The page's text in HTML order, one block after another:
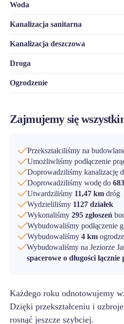
Woda
Kanalizacja sanitarna
Kanalizacja deszczowa
Droga
Ogrodzenie
Zajmujemy się
Przekształciliśmy na
Umożliwliśmy podłączenie
Doprowadziliśmy kanalizację
Doprowadziliśmy wodę do
Utwardziliśmy 11,47 km dróg
Wydzieliliśmy 1127 działek
Wykonaliśmy 295 zgłoszeń
Wybudowaliśmy podłączenie
Wybudowaliśmy 4 km
Wybudowaliśmy na Jeziorze
spacerowe o długości
Każdego roku odnotowujemy
Dzięki przekształceniu i
rosnąć jeszcze szybciej.